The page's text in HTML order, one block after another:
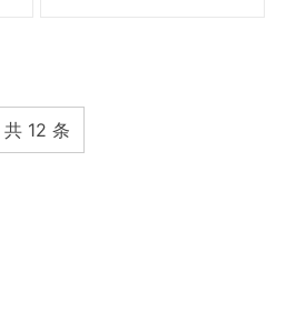
共 12 条